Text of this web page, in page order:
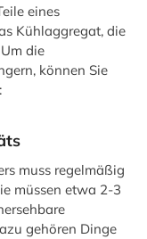
eines
Kühlaggregat, die
die
können Sie
muss regelmäßig
müssen etwa 2-3
gehören Dinge